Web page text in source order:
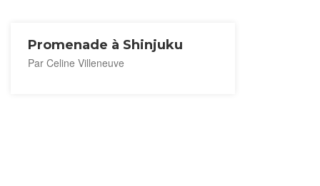
Promenade à Shinjuku
Par Celine Villeneuve